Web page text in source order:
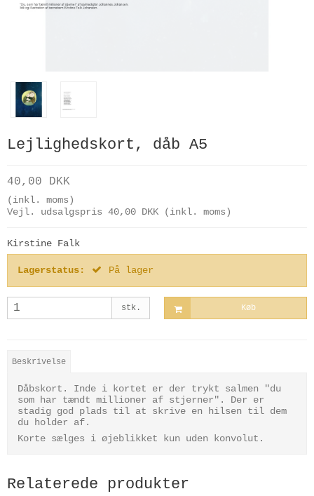
Lejlighedskort, dåb A5
40,00 DKK
(inkl. moms)
Vejl. udsalgspris 40,00 DKK
(inkl. moms)
Kirstine Falk
Lagerstatus: På lager
stk. Køb
Beskrivelse
Dåbskort. Inde i kortet er der trykt salmen "du
som har tændt millioner af stjerner". Der er
stadig god plads til at skrive en hilsen til dem
du holder af.
Korte sælges i øjeblikket kun uden konvolut.
Relaterede produkter